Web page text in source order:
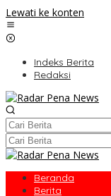
Lewati ke konten
Indeks Berita
Redaksi
Beranda
Berita